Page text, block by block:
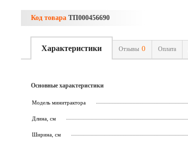
Код товара ТП000456690
Характеристики Отзывы 0 Оплата
Основные характеристики
Модель минитрактора
Длина, см
Ширина, см